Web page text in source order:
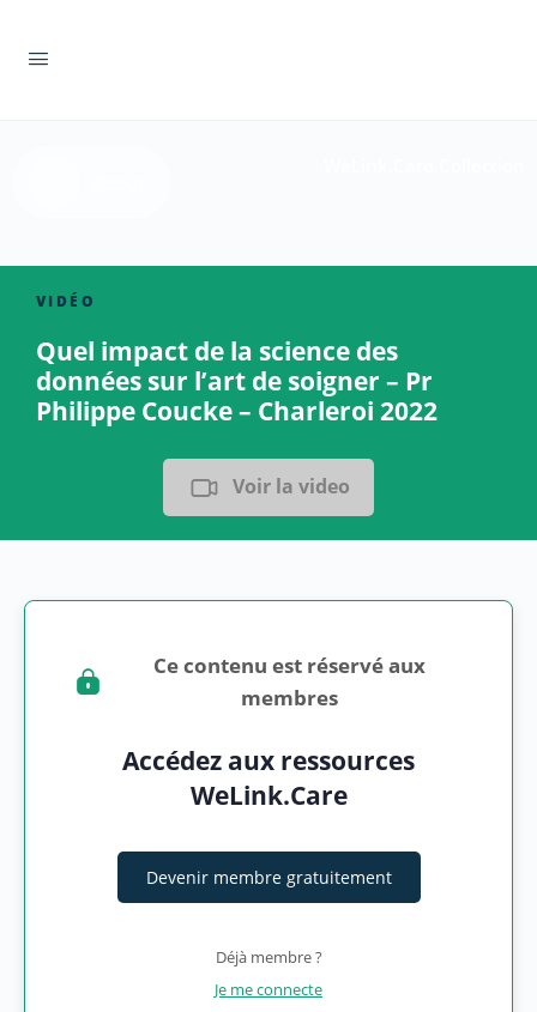
VIDÉO
Quel impact de la science des
données sur l’art de soigner – Pr
Philippe Coucke – Charleroi 2022
Voir la video
Ce contenu est réservé aux
membres
Accédez aux ressources
WeLink.Care
Devenir membre gratuitement
Déjà membre ?
Je me connecte